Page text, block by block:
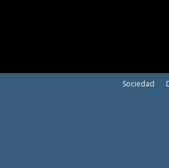
Sociedad